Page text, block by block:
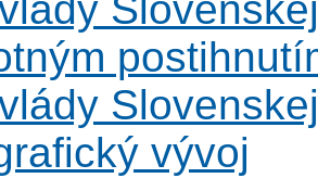
vývoj